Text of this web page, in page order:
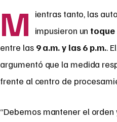
M ientras tanto, las
impusieron un toque
entre las 9 a.m. y las 6 p.m..
argumentó que la medida
frente al centro de
“Debemos mantener el